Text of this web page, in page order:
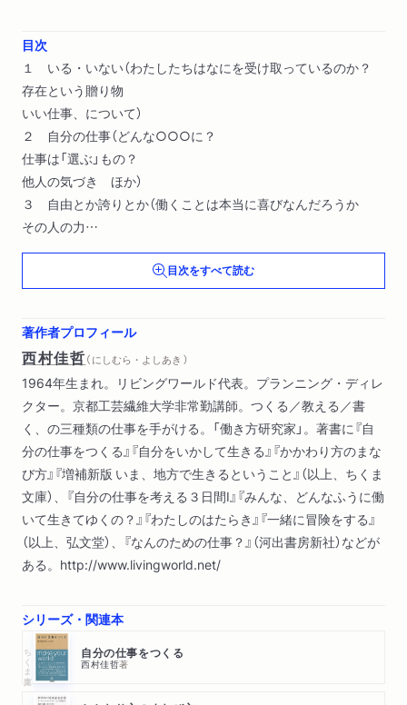
目次
１ いる・いない（わたしたちはなにを受け取っているのか？
存在という贈り物
いい仕事、について）
２ 自分の仕事（どんな○○○に？
仕事は「選ぶ」もの？
他人の気づき ほか）
３ 自由とか誇りとか（働くことは本当に喜びなんだろうか
その人の力
心は誰のものだろう ほか）
目次をすべて読む
著作者プロフィール
西村佳哲（ にしむら・よしあき ）
1964年生まれ。リビングワールド代表。プランニング・ディレ
クター。京都工芸繊維大学非常勤講師。つくる／教える／書
く、の三種類の仕事を手がける。「働き方研究家」。著書に『自
分の仕事をつくる』『自分をいかして生きる』『かかわり方のまな
び方』『増補新版 いま、地方で生きるということ』（以上、ちくま
文庫）、『自分の仕事を考える３日間Ⅰ』『みんな、どんなふうに働
いて生きてゆくの？』『わたしのはたらき』『一緒に冒険をする』
（以上、弘文堂）、『なんのための仕事？』（河出書房新社）などが
ある。http://www.livingworld.net/
シリーズ・関連本
ちくま文庫 自分の仕事をつくる
西村佳哲著